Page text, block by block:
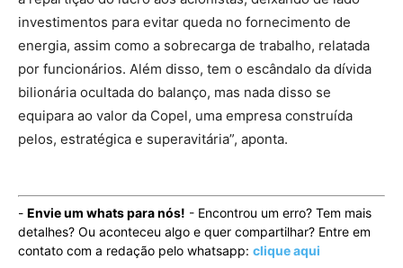
investimentos para evitar queda no fornecimento de
energia, assim como a sobrecarga de trabalho, relatada
por funcionários. Além disso, tem o escândalo da dívida
bilionária ocultada do balanço, mas nada disso se
equipara ao valor da Copel, uma empresa construída
pelos, estratégica e superavitária”, aponta.
- Envie um whats para nós! - Encontrou um erro? Tem mais
detalhes? Ou aconteceu algo e quer compartilhar? Entre em
contato com a redação pelo whatsapp: clique aqui